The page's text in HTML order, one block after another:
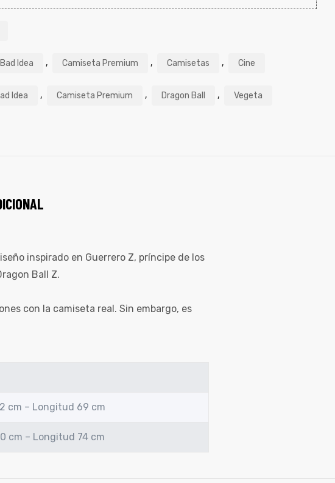
Bad Idea , Camiseta Premium , Camisetas , Cine
Idea , Camiseta Premium , Dragon Ball , Vegeta
inspirado en Guerrero Z, príncipe de los
Ball Z.
con la camiseta real. Sin embargo, es
cm – Longitud 69 cm
cm – Longitud 74 cm